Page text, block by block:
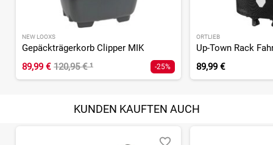
NEW LOOXS
Gepäckträgerkorb Clipper MIK
89,99 € 120,95 €¹ -25%
ORTLIEB
Up-Town Rack
89,99 €
KUNDEN KAUFTEN AUCH